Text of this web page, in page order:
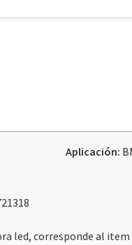
Aplicación:
led, corresponde al item